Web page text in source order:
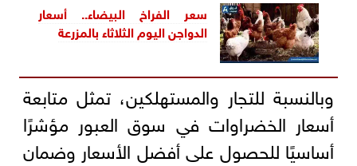
سعر الفراخ البيضاء.. أسعار
الدواجن اليوم الثلاثاء بالمزرعة
وبالنسبة للتجار والمستهلكين، تمثل متابعة
أسعار الخضراوات في سوق العبور مؤشرًا
أساسيًا للحصول على أفضل الأسعار وضمان